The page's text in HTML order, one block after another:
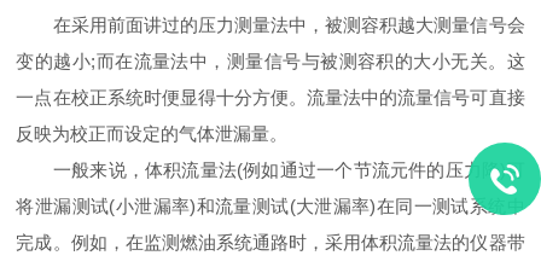
在采用前面讲过的压力测量法中，被测容积越大测量信号会
变的越小;而在流量法中，测量信号与被测容积的大小无关。这
一点在校正系统时便显得十分方便。流量法中的流量信号可直接
反映为校正而设定的气体泄漏量。
一般来说，体积流量法(例如通过一个节流元件的压力降)可
将泄漏测试(小泄漏率)和流量测试(大泄漏率)在同一测试系统中
完成。例如，在监测燃油系统通路时，采用体积流量法的仪器带